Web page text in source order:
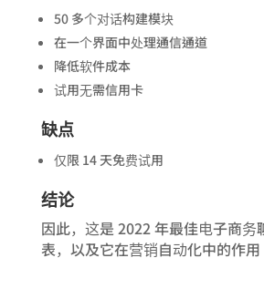
50 多个对话构建模块
在一个界面中处理通信通道
降低软件成本
试用无需信用卡
缺点
仅限 14 天免费试用
结论
因此，这是 2022 年最佳电子商务
表，以及它在营销自动化中的作用